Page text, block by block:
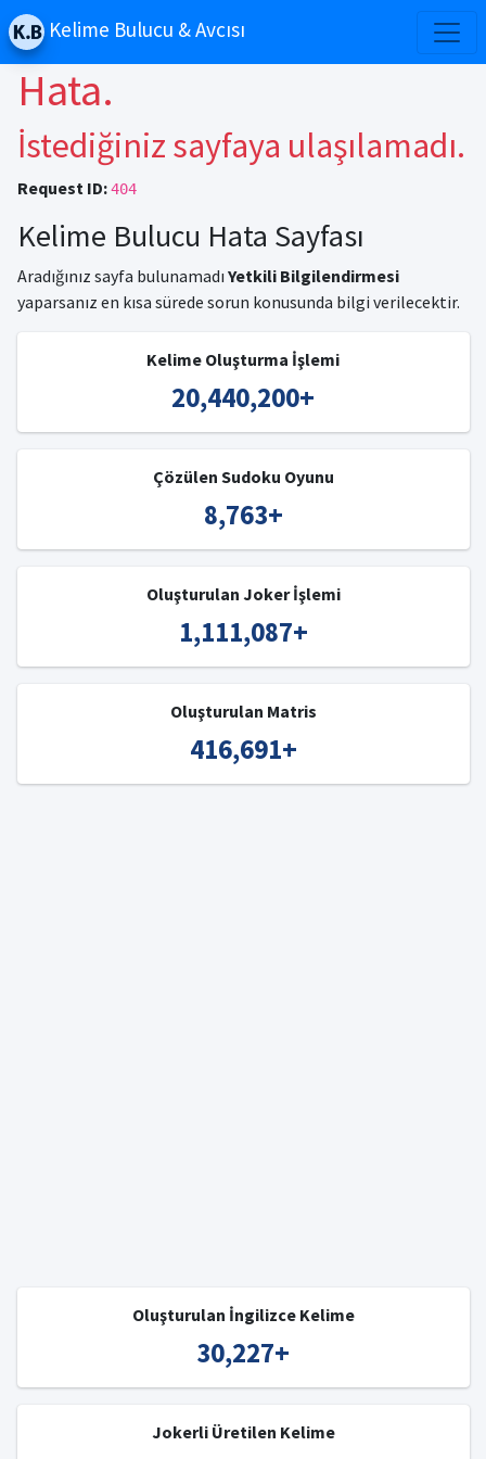
Kelime Bulucu & Avcısı
Hata.
İstediğiniz sayfaya ulaşılamadı.
Request ID: 404
Kelime Bulucu Hata Sayfası
Aradığınız sayfa bulunamadı Yetkili Bilgilendirmesi
yaparsanız en kısa sürede sorun konusunda bilgi verilecektir.
Kelime Oluşturma İşlemi
20,440,200+
Çözülen Sudoku Oyunu
8,763+
Oluşturulan Joker İşlemi
1,111,087+
Oluşturulan Matris
416,691+
Oluşturulan İngilizce Kelime
30,227+
Jokerli Üretilen Kelime